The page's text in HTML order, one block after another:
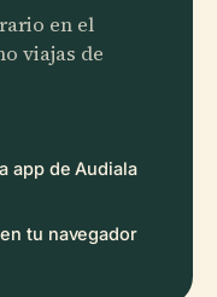
en el
viajas de
app de Audiala
tu navegador